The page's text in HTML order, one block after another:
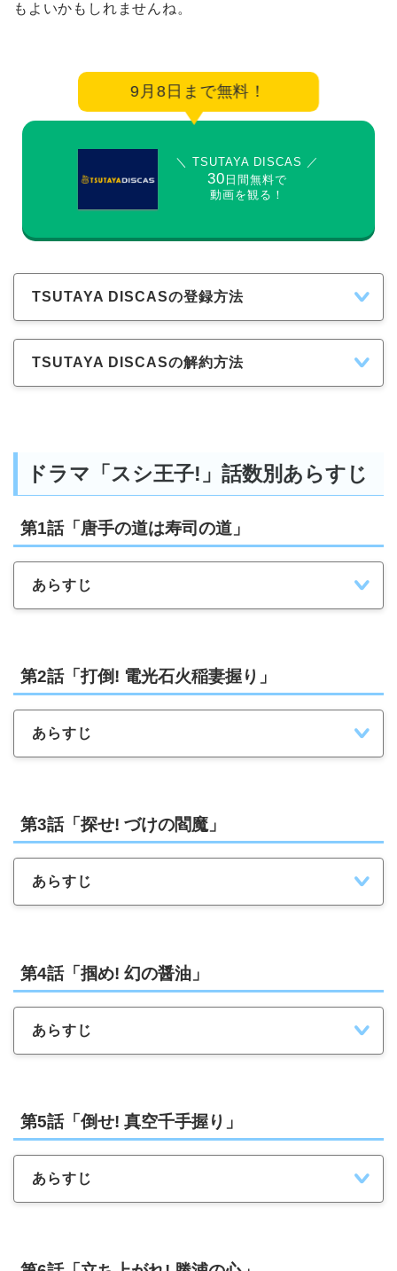
もよいかもしれませんね。
9月8日まで無料！
＼ TSUTAYA DISCAS ／
30 日間無料で
動画を観る！
TSUTAYA DISCASの登録方法
TSUTAYA DISCASの解約方法
ドラマ「スシ王子!」話数別あらすじ
第1話「唐手の道は寿司の道」
あらすじ
第2話「打倒! 電光石火稲妻握り」
あらすじ
第3話「探せ! づけの閻魔」
あらすじ
第4話「掴め! 幻の醤油」
あらすじ
第5話「倒せ! 真空千手握り」
あらすじ